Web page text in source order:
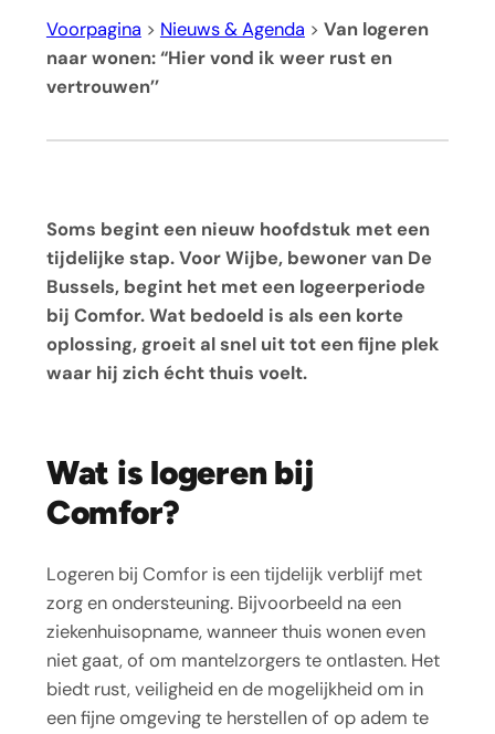
Voorpagina > Nieuws & Agenda > Van logeren
naar wonen: “Hier vond ik weer rust en
vertrouwen’’
Soms begint een nieuw hoofdstuk met een
tijdelijke stap. Voor Wijbe, bewoner van De
Bussels, begint het met een logeerperiode
bij Comfor. Wat bedoeld is als een korte
oplossing, groeit al snel uit tot een fijne plek
waar hij zich écht thuis voelt.
Wat is logeren bij
Comfor?
Logeren bij Comfor is een tijdelijk verblijf met
zorg en ondersteuning. Bijvoorbeeld na een
ziekenhuisopname, wanneer thuis wonen even
niet gaat, of om mantelzorgers te ontlasten. Het
biedt rust, veiligheid en de mogelijkheid om in
een fijne omgeving te herstellen of op adem te